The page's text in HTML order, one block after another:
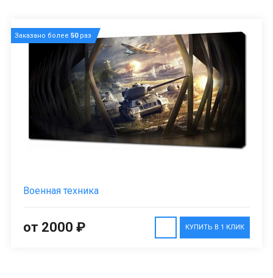
Заказано более 50раз
Военная техника
КУПИТЬ В 1 КЛИК
от 2000 ₽